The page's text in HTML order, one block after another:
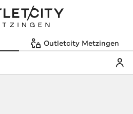
Outletcity Metzingen